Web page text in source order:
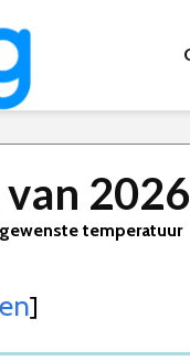
2026
temperatuur
]